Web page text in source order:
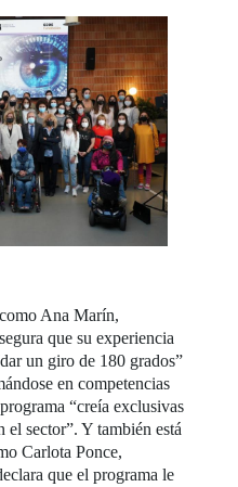
Ana Marín,
que su experiencia
un giro de 180 grados”
en competencias
“creía exclusivas
el sector”. Y también está
Carlota Ponce,
que el programa le